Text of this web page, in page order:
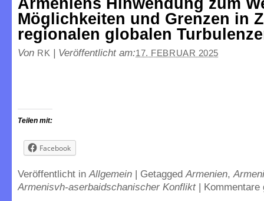
Möglichkeiten und Grenzen in
regionalen globalen
Von RK | Veröffentlicht am:17. FEBRUAR 2025
Teilen mit:
Facebook
Veröffentlicht in Allgemein | Getagged Armenien,
Armenisvh-aserbaidschanischer Konflikt | Kommentare